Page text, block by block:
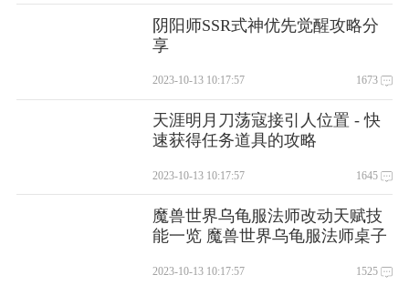
阴阳师SSR式神优先觉醒攻略分
享
2023-10-13 10:17:57 1673
天涯明月刀荡寇接引人位置 - 快
速获得任务道具的攻略
2023-10-13 10:17:57 1645
魔兽世界乌龟服法师改动天赋技
能一览 魔兽世界乌龟服法师桌子
2023-10-13 10:17:57 1525